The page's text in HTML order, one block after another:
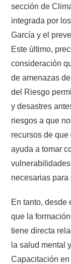
sección de
integrada por
García y el
Este último,
consideración
de amenazas
del Riesgo
y desastres
riesgos a que
recursos de
ayuda a tomar
necesarias para
En tanto, desde
que la
tiene directa
la salud mental
Capacitación